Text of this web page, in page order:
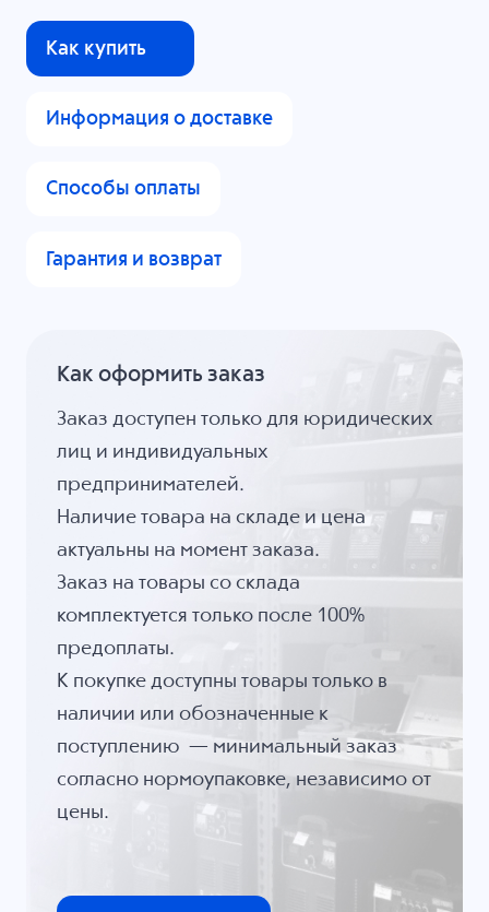
Как купить
Информация о доставке
Способы оплаты
Гарантия и возврат
Как оформить заказ
Заказ доступен только для юридических
лиц и индивидуальных
предпринимателей.
Наличие товара на складе и цена
актуальны на момент заказа.
Заказ на товары со склада
комплектуется только после 100%
предоплаты.
К покупке доступны товары только в
наличии или обозначенные к
поступлению — минимальный заказ
согласно нормоупаковке, независимо от
цены.